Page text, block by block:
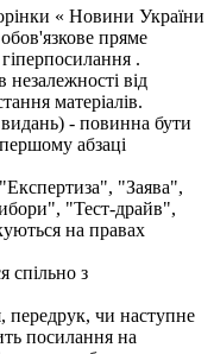
« Новини України
пряме
.
від
матеріалів.
- повинна бути
абзаці
"Заява",
"Тест-драйв",
на правах
спільно з
передрук, чи наступне
посилання на